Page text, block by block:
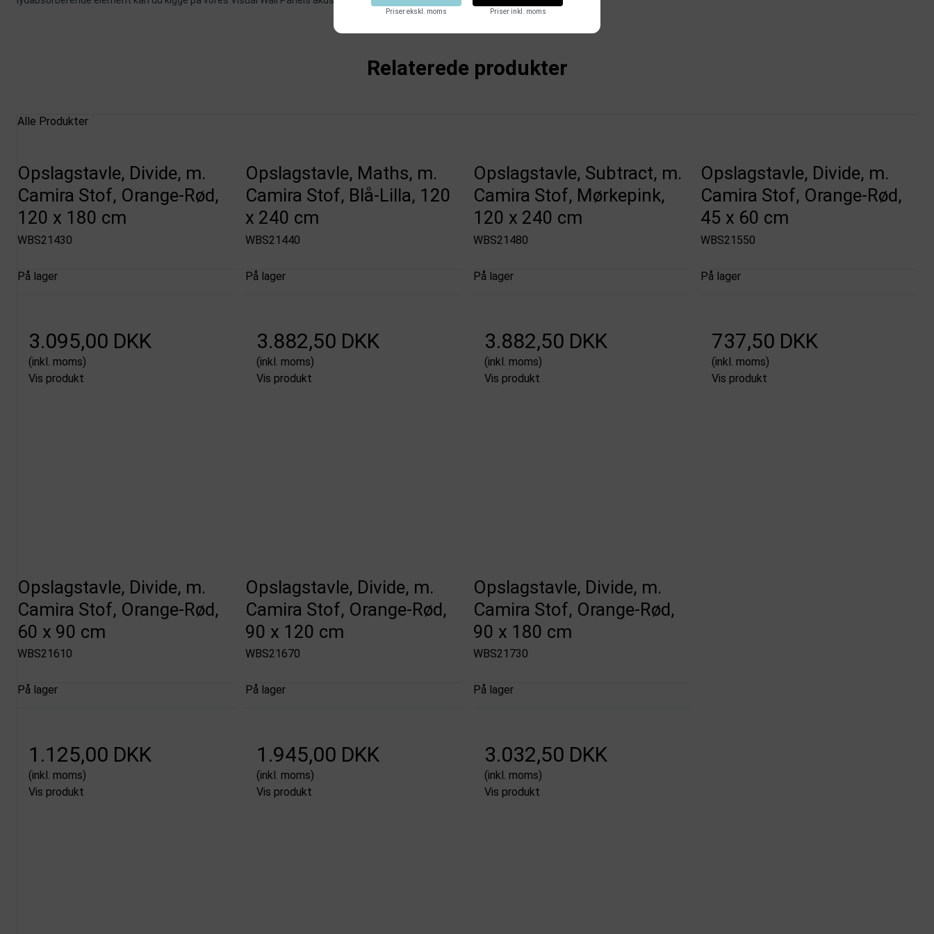
Relaterede produkter
Alle Produkter
Opslagstavle, Divide, m.
Camira Stof, Orange-Rød,
120 x 180 cm
WBS21430
På lager
3.095,00 DKK
(inkl. moms)
Vis produkt
Opslagstavle, Maths, m.
Camira Stof, Blå-Lilla, 120
x 240 cm
WBS21440
På lager
3.882,50 DKK
(inkl. moms)
Vis produkt
Opslagstavle, Subtract, m.
Camira Stof, Mørkepink,
120 x 240 cm
WBS21480
På lager
3.882,50 DKK
(inkl. moms)
Vis produkt
Opslagstavle, Divide, m.
Camira Stof, Orange-Rød,
45 x 60 cm
WBS21550
På lager
737,50 DKK
(inkl. moms)
Vis produkt
Opslagstavle, Divide, m.
Camira Stof, Orange-Rød,
60 x 90 cm
WBS21610
På lager
1.125,00 DKK
(inkl. moms)
Vis produkt
Opslagstavle, Divide, m.
Camira Stof, Orange-Rød,
90 x 120 cm
WBS21670
På lager
1.945,00 DKK
(inkl. moms)
Vis produkt
Opslagstavle, Divide, m.
Camira Stof, Orange-Rød,
90 x 180 cm
WBS21730
På lager
3.032,50 DKK
(inkl. moms)
Vis produkt
Priser ekskl. moms Priser inkl. moms